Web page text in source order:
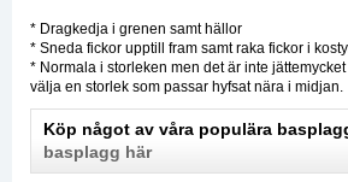
* Dragkedja i grenen samt hällor
* Sneda fickor upptill fram samt raka fickor i
* Normala i storleken men det är inte
välja en storlek som passar hyfsat nära i midjan.
Köp något av våra populära
basplagg här